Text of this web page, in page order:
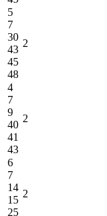
5
7
30
43
45
48
2
4
7
9
40
41
43
2
6
7
14
15
25
2